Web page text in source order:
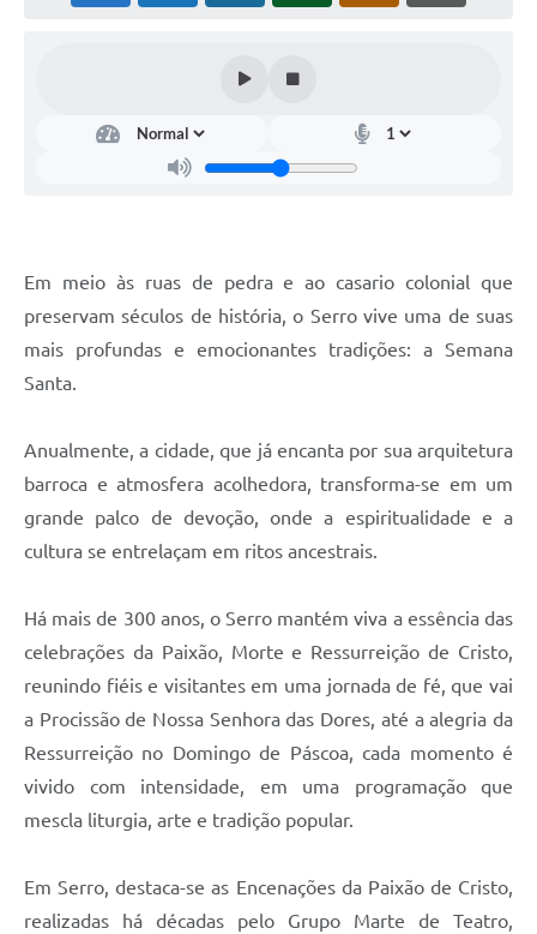
Emissão de Contracheque
Arquivos para Download
SIC
Jornal
Covid -19 em Serro
Links
Galeria de Vídeos
Diário Oficial
Contratos, Convênios e Publicações MROSC
Notícias
Em meio às ruas de pedra e ao casario colonial que
preservam séculos de história, o Serro vive uma de suas
mais profundas e emocionantes tradições: a Semana
Santa.
Anualmente, a cidade, que já encanta por sua arquitetura
barroca e atmosfera acolhedora, transforma-se em um
grande palco de devoção, onde a espiritualidade e a
cultura se entrelaçam em ritos ancestrais.
Há mais de 300 anos, o Serro mantém viva a essência das
celebrações da Paixão, Morte e Ressurreição de Cristo,
reunindo fiéis e visitantes em uma jornada de fé, que vai
a Procissão de Nossa Senhora das Dores, até a alegria da
Ressurreição no Domingo de Páscoa, cada momento é
vivido com intensidade, em uma programação que
mescla liturgia, arte e tradição popular.
Em Serro, destaca-se as Encenações da Paixão de Cristo,
realizadas há décadas pelo Grupo Marte de Teatro,